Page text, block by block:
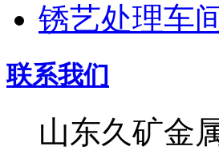
锈艺处理车
联系我们
山东久矿金